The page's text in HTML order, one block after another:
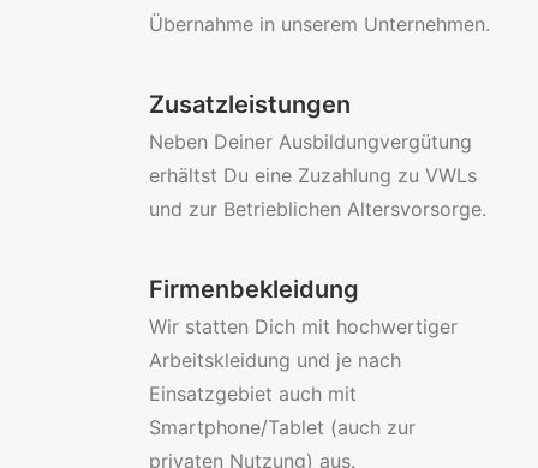
Übernahme in unserem Unternehmen.
Zusatzleistungen
Neben Deiner Ausbildungvergütung
erhältst Du eine Zuzahlung zu VWLs
und zur Betrieblichen Altersvorsorge.
Firmenbekleidung
Wir statten Dich mit hochwertiger
Arbeitskleidung und je nach
Einsatzgebiet auch mit
Smartphone/Tablet (auch zur
privaten Nutzung) aus.